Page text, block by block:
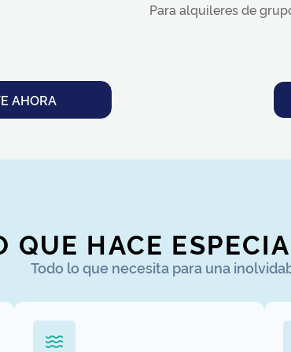
Para alquileres de
AHORA
QUE HACE
Todo lo que necesita para una